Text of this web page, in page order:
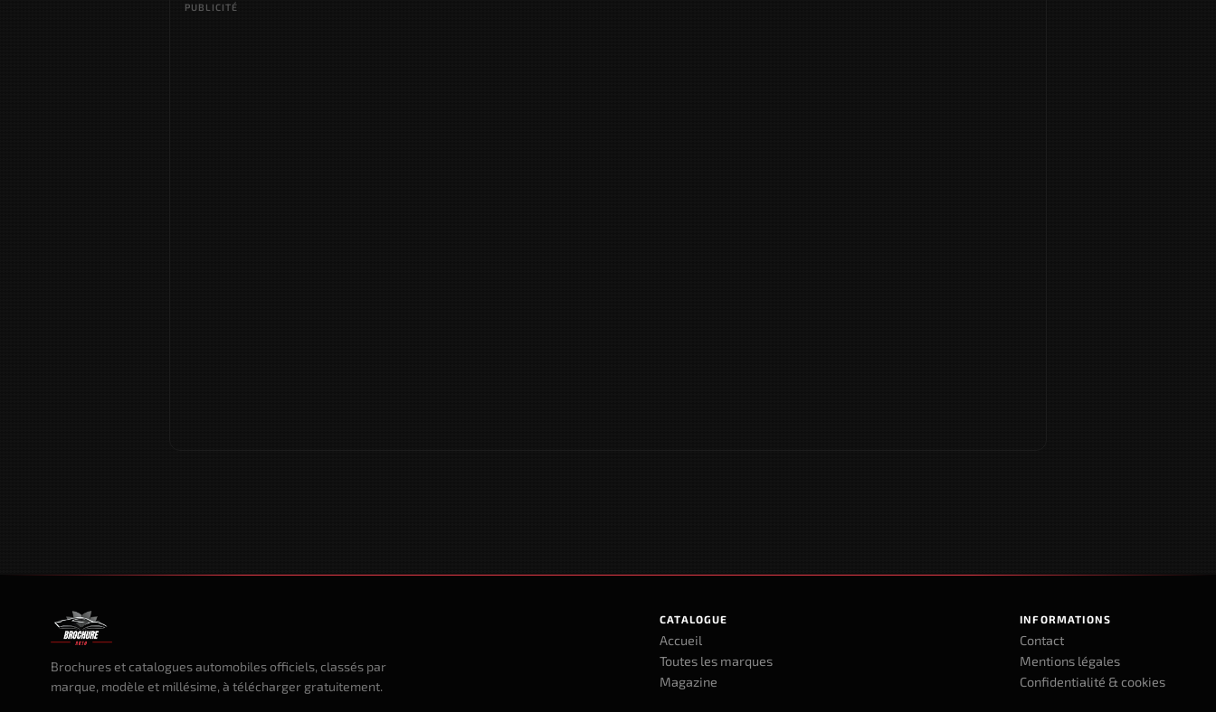
PUBLICITÉ
Brochures et catalogues automobiles officiels, classés par
marque, modèle et millésime, à télécharger gratuitement.
CATALOGUE
Accueil
Toutes les marques
Magazine
INFORMATIONS
Contact
Mentions légales
Confidentialité & cookies